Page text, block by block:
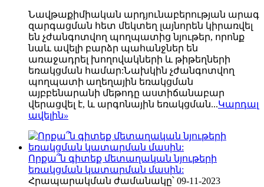
Նավթաքիմիական արդյունաբերության արագ
զարգացման հետ մեկտեղ լայնորեն կիրառվել
են չժանգոտվող պողպատից նյութեր, որոնք
նաև ավելի բարձր պահանջներ են
առաջադրել խողովակների և թիթեղների
եռակցման համար:Նախկին չժանգոտվող
պողպատի աղեղային եռակցման
այբբենարանի մեթոդը աստիճանաբար
վերացվել է, և արգոնային եռակցման...Կարդալ
ավելին»
Որքա՞ն գիտեք մետաղական նյութերի
եռակցման կատարման մասին:
Հրապարակման ժամանակը՝ 09-11-2023